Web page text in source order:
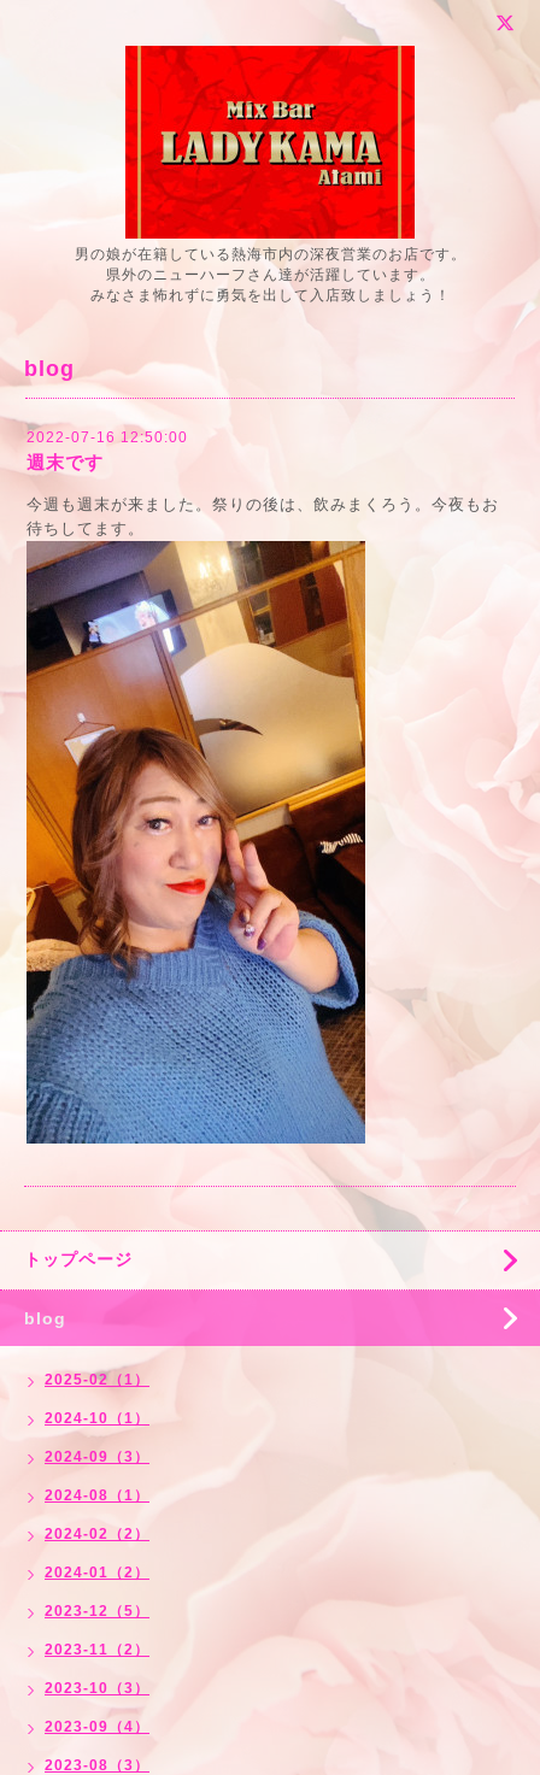
男の娘が在籍している熱海市内の深夜営業のお店です。
県外のニューハーフさん達が活躍しています。
みなさま怖れずに勇気を出して入店致しましょう！
blog
2022-07-16 12:50:00
週末です
今週も週末が来ました。祭りの後は、飲みまくろう。今夜もお
待ちしてます。
トップページ
blog
2025-02（1）
2024-10（1）
2024-09（3）
2024-08（1）
2024-02（2）
2024-01（2）
2023-12（5）
2023-11（2）
2023-10（3）
2023-09（4）
2023-08（3）